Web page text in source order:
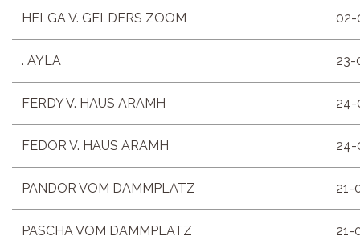
HELGA V. GELDERS ZOOM 02-
. AYLA 23-
FERDY V. HAUS ARAMH 24-
FEDOR V. HAUS ARAMH 24-
PANDOR VOM DAMMPLATZ 21-
PASCHA VOM DAMMPLATZ 21-